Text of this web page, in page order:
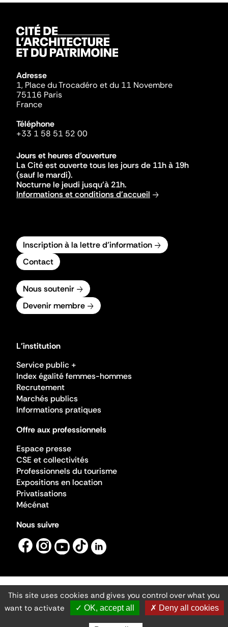
Adresse
1, Place du Trocadéro et du 11 Novembre
75116 Paris
France
Téléphone
+33 1 58 51 52 00
Jours et heures d'ouverture
La Cité est ouverte tous les jours de 11h à 19h
(sauf le mardi).
Nocturne le jeudi jusqu'à 21h.
Informations et conditions d'accueil
Inscription à la lettre d'information
Contact
Nous soutenir
Devenir membre
L'institution
Service public +
Index égalité femmes-hommes
Recrutement
Marchés publics
Informations pratiques
Offre aux professionnels
Espace presse
CSE et collectivités
Professionnels du tourisme
Expositions en location
Privatisations
Mécénat
Nous suivre
Mentions légales
Gestion des cookies
Accessibilité numérique
Ministère de la Culture ©2026
- Cité de l'architecture et du patrimoine
This site uses cookies and gives you control over what you
want to activate
✓ OK, accept all ✗ Deny all cookies